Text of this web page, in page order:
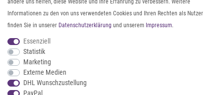
Pinterest
Twitter
Youtube
Threads
Textilpflege
Textil- und Material-Guide
Geldbörse richtig organisieren
ZAHLUNG & VERSAND
andere uns helfen, diese Website und Ihre Erfahrung zu verbessern. Weitere
Informationen zu den von uns verwendeten Cookies und Ihren Rechten als Nutzer
finden Sie in unserer Daten­schutz­erklärung und unserem Impressum.
Essenziell
Statistik
Marketing
Externe Medien
DHL Wunschzustellung
PayPal